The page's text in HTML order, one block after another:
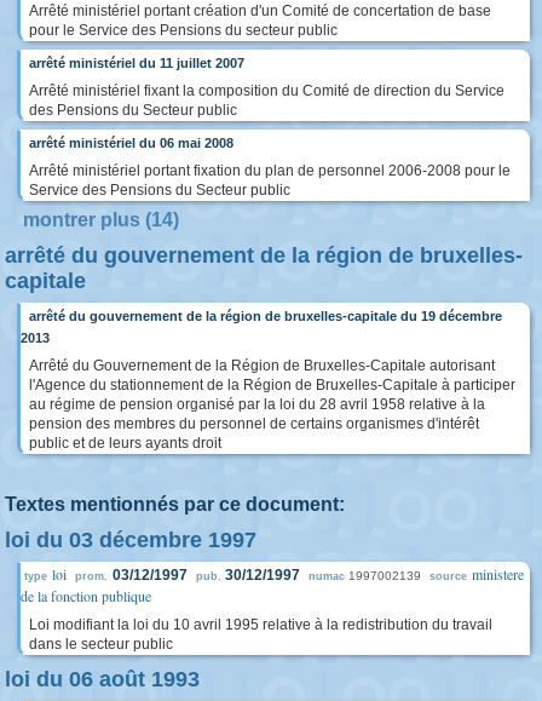
Arrêté ministériel portant création d'un Comité de concertation de base
pour le Service des Pensions du secteur public
arrêté ministériel du 11 juillet 2007
Arrêté ministériel fixant la composition du Comité de direction du Service
des Pensions du Secteur public
arrêté ministériel du 06 mai 2008
Arrêté ministériel portant fixation du plan de personnel 2006-2008 pour le
Service des Pensions du Secteur public
montrer plus (14)
arrêté du gouvernement de la région de bruxelles-
capitale
arrêté du gouvernement de la région de bruxelles-capitale du 19 décembre
2013
Arrêté du Gouvernement de la Région de Bruxelles-Capitale autorisant
l'Agence du stationnement de la Région de Bruxelles-Capitale à participer
au régime de pension organisé par la loi du 28 avril 1958 relative à la
pension des membres du personnel de certains organismes d'intérêt
public et de leurs ayants droit
Textes mentionnés par ce document:
loi du 03 décembre 1997
type loi prom. 03/12/1997 pub. 30/12/1997 numac 1997002139 source ministere
de la fonction publique
Loi modifiant la loi du 10 avril 1995 relative à la redistribution du travail
dans le secteur public
loi du 06 août 1993